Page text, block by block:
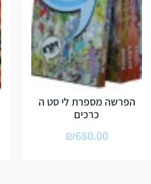
הפרשה מספרת לי סט ה
כרכים
₪680.00